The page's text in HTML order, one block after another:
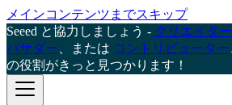
メインコンテンツまでスキップ
Seeed と協力しましょう - クリエイター
バサダー 、または コントリビューター
の役割がきっと見つかります！